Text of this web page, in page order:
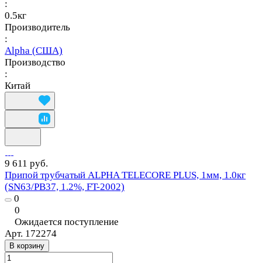
:
0.5кг
Производитель
:
Alpha (США)
Производство
:
Китай
9 611 руб.
Припой трубчатый ALPHA TELECORE PLUS, 1мм, 1.0кг
(SN63/PB37, 1.2%, FT-2002)
0
0
Ожидается поступление
Арт. 172274
В корзину